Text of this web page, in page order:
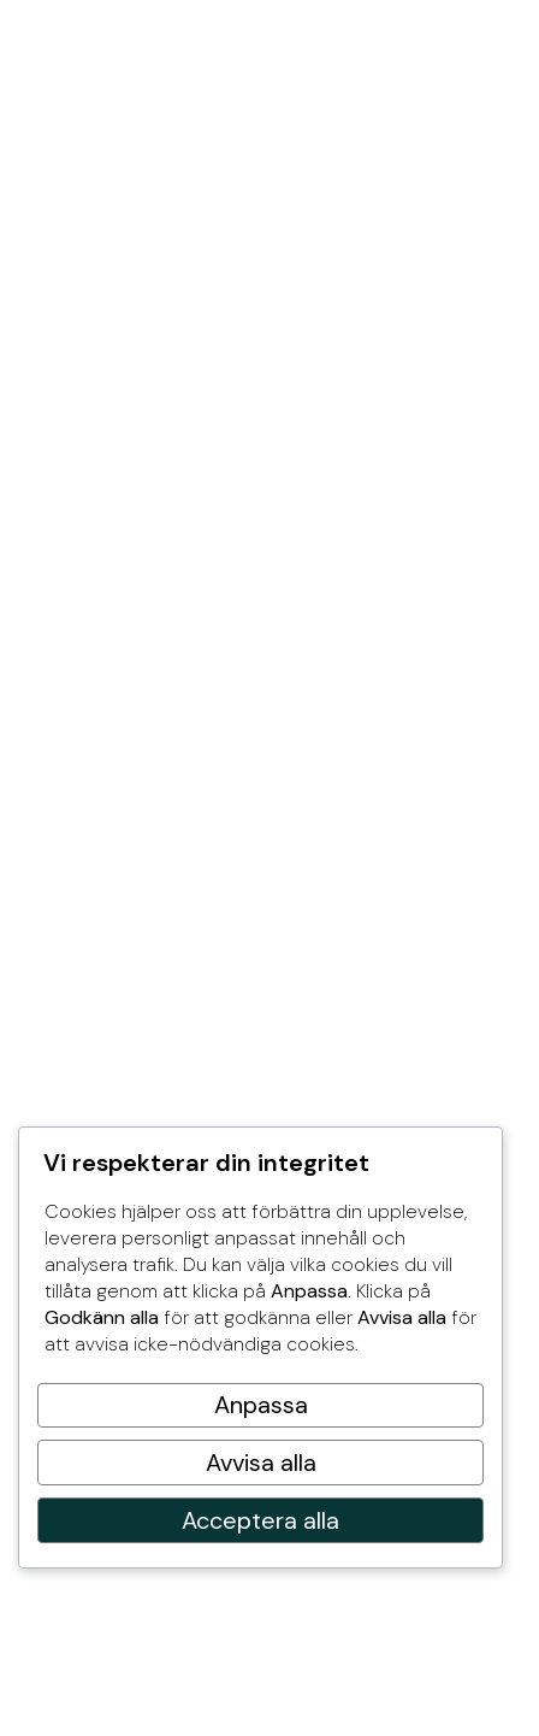
Vi respekterar din integritet
Cookies hjälper oss att förbättra din upplevelse,
leverera personligt anpassat innehåll och
analysera trafik. Du kan välja vilka cookies du vill
tillåta genom att klicka på Anpassa. Klicka på
Godkänn allaför att godkänna ellerAvvisa allaför
att avvisa icke-nödvändiga cookies.
Anpassa
Avvisa alla
Acceptera alla